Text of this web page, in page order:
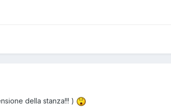
della stanza!!! )